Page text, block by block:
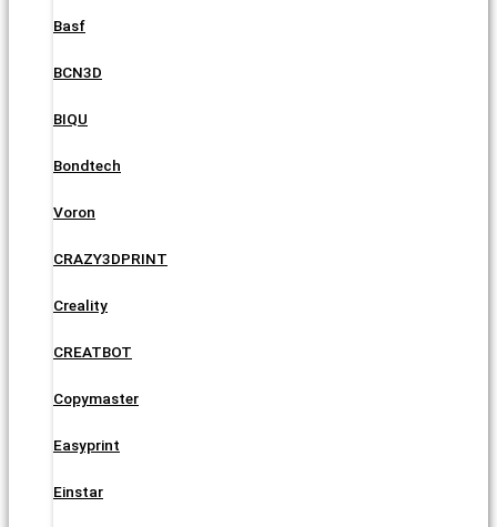
Basf
BCN3D
BIQU
Bondtech
Voron
CRAZY3DPRINT
Creality
CREATBOT
Copymaster
Easyprint
Einstar